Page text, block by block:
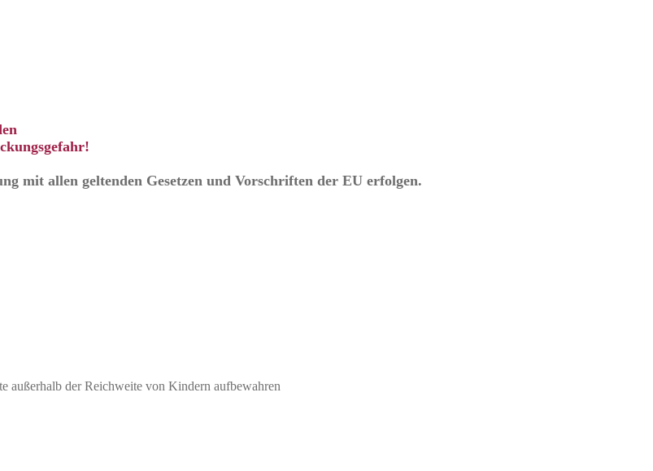
mit allen geltenden Gesetzen und Vorschriften der EU erfolgen.
außerhalb der Reichweite von Kindern aufbewahren